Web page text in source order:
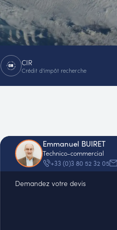
CIR
Crédit d'impôt recherche
Emmanuel BUIRET
Technico-commercial
+33 (0)3 80 52 32 05
Demandez votre devis